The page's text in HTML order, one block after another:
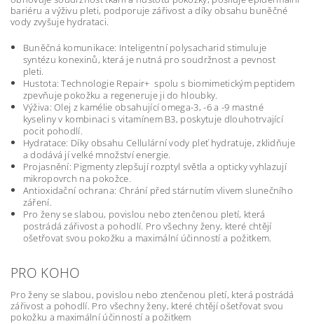
bariéru a výživu pleti, podporuje zářivost a díky obsahu buněčné
vody zvyšuje hydrataci.
Buněčná komunikace: Inteligentní polysacharid stimuluje
syntézu konexinů, která je nutná pro soudržnost a pevnost
pleti.
Hustota: Technologie Repair+ spolu s biomimetickým peptidem
zpevňuje pokožku a regeneruje ji do hloubky.
Výživa: Olej z kamélie obsahující omega-3, -6 a -9 mastné
kyseliny v kombinaci s vitamínem B3, poskytuje dlouhotrvající
pocit pohodlí.
Hydratace: Díky obsahu Cellulární vody pleť hydratuje, zklidňuje
a dodává jí velké množství energie.
Projasnění: Pigmenty zlepšují rozptyl světla a opticky vyhlazují
mikropovrch na pokožce.
Antioxidační ochrana: Chrání před stárnutím vlivem slunečního
záření.
Pro ženy se slabou, povislou nebo ztenčenou pletí, která
postrádá zářivost a pohodlí. Pro všechny ženy, které chtějí
ošetřovat svou pokožku a maximální účinností a požitkem.
PRO KOHO
Pro ženy se slabou, povislou nebo ztenčenou pletí, která postrádá
zářivost a pohodlí. Pro všechny ženy, které chtějí ošetřovat svou
pokožku a maximální účinností a požitkem